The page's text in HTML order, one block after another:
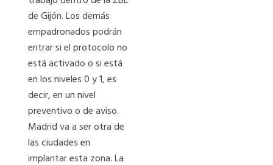
de Gijón. Los demás
empadronados podrán
entrar si el protocolo no
está activado o si está
en los niveles 0 y 1, es
decir, en un nivel
preventivo o de aviso.
Madrid va a ser otra de
las ciudades en
implantar esta zona. La